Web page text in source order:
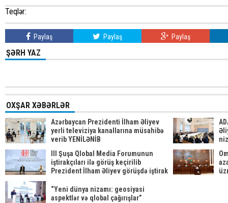
Teqlər:
Paylaş Paylaş Paylaş
ŞƏRH YAZ
OXŞAR XƏBƏRLƏR
Azərbaycan Prezidenti İlham Əliyev
yerli televiziya kanallarına müsahibə
verib YENİLƏNİB
III Şuşa Qlobal Media Forumunun
iştirakçıları ilə görüş keçirilib
Prezident İlham Əliyev görüşdə iştirak
“Yeni dünya nizamı: geosiyasi
aspektlər və qlobal çağırışlar”